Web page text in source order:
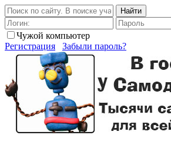
Найти
Чужой компьютер
Регистрация
Забыли пароль?